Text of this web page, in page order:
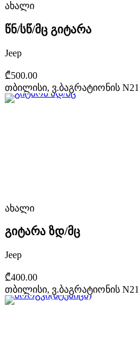
ახალი
წნ/სწ/მც გიტარა
Jeep
₾500.00
თბილისი, ვ.ბაგრატიონის N21
ახალი
გიტარა ზდ/მც
Jeep
₾400.00
თბილისი, ვ.ბაგრატიონის N21